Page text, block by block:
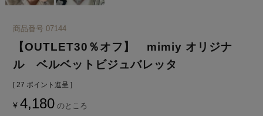
商品番号 07144
【OUTLET30％オフ】 mimiy オリジナ
ル ベルベットビジュバレッタ
[ 27 ポイント進呈 ]
¥ 4,180 のところ